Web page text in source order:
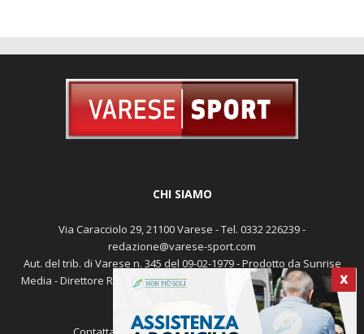
X
CHI SIAMO
Via Caracciolo 29, 21100 Varese - Tel. 0332 226239 -
redazione@varese-sport.com
Aut. del trib. di Varese n. 345 del 09-02-1979 - Prodotto da Sunrise
Media - Direttore Responsabile: Michele Marocco -Cookie policy